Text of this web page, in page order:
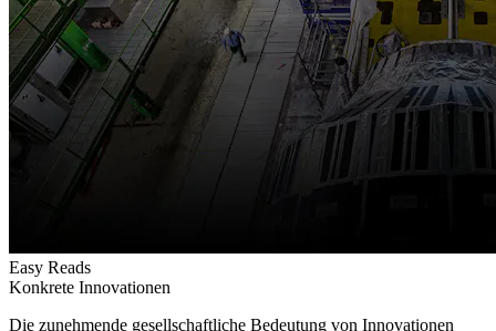
Easy Reads
Konkrete Innovationen
Die zunehmende gesellschaftliche Bedeutung von Innovationen